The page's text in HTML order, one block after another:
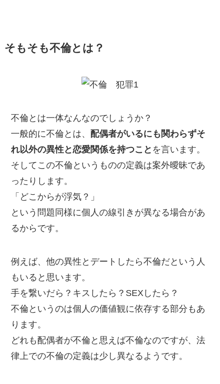
そもそも不倫とは？
不倫とは一体なんなのでしょうか？
一般的に不倫とは、配偶者がいるにも関わらずそ
れ以外の異性と恋愛関係を持つこと を言います。
そしてこの不倫というものの定義は案外曖昧であ
ったりします。
「どこからが浮気？」
という問題同様に個人の線引きが異なる場合があ
るからです。
例えば、他の異性とデートしたら不倫だという人
もいると思います。
手を繋いだら？キスしたら？SEXしたら？
不倫というのは個人の価値観に依存する部分もあ
ります。
どれも配偶者が不倫と思えば不倫なのですが、法
律上での不倫の定義は少し異なるようです。